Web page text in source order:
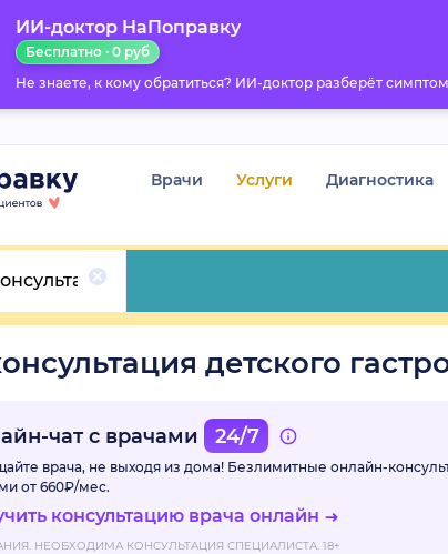
ИИ-доктор НаПоправку
Бесплатно · 0 руб
Не знаете, к кому обратиться? ИИ-доктор разберёт
Врачи Услуги Диагностика
детского
чат с врачами 24/7
врача, не выходя из дома! Безлимитные онлайн-
от 660₽/мес.
консультацию врача онлайн
НЕОБХОДИМА КОНСУЛЬТАЦИЯ СПЕЦИАЛИСТА. 18+